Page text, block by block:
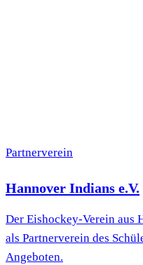
Partnerverein
Hannover Indians e.V.
Der Eishockey-Verein aus
als Partnerverein des
Angeboten.